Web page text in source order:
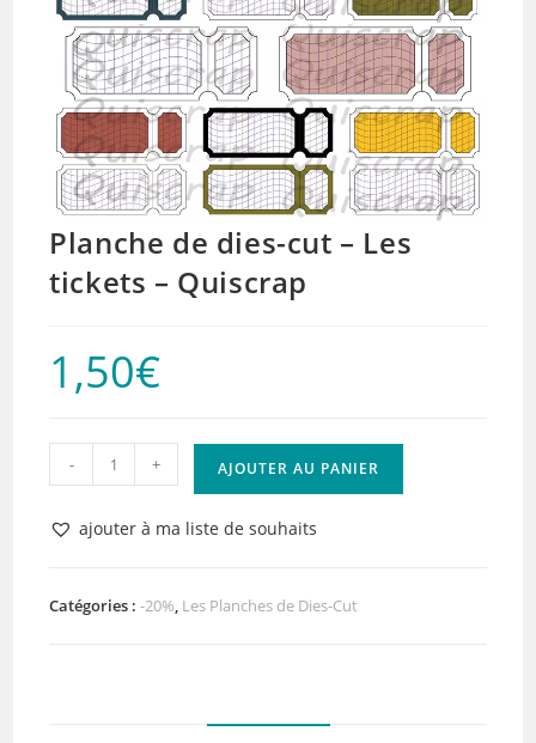
Planche de dies-cut – Les
tickets – Quiscrap
1,50€
quantité
de
Planche
cut
- + AJOUTER AU PANIER
ajouter à ma liste de souhaits
Catégories :-20%, Les Planches de Dies-Cut